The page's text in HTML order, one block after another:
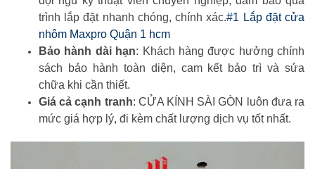
trình lắp đặt nhanh chóng, chính xác.#1 Lắp đặt cửa
nhôm Maxpro Quận 1 hcm
Bảo hành dài hạn: Khách hàng được hưởng chính
sách bảo hành toàn diện, cam kết bảo trì và sửa
chữa khi cần thiết.
Giá cả cạnh tranh: CỬA KÍNH SÀI GÒN luôn đưa ra
mức giá hợp lý, đi kèm chất lượng dịch vụ tốt nhất.